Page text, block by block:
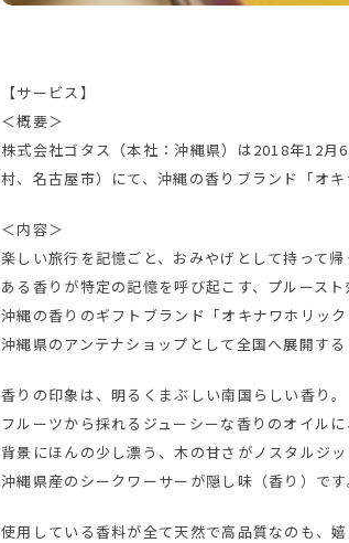
【サービス】
＜概要＞
株式会社ゴタス（本社：沖縄県）は2018年12
村、名古屋市）にて、沖縄の香りブランド「オ
＜内容＞
楽しい旅行を記憶ごと、おみやげとして持って帰
ある香りが特定の記憶を呼び起こす、プルース
沖縄の香りのギフトブランド「オキナワホリック
沖縄県のアンテナショップとして全国へ展開す
香りの印象は、明るくまぶしい南国らしい香り。
フルーツから採れるジューシーな香りのオイル
背景にほんの少し漂う、木の甘さがノスタルジッ
沖縄県産のシークワーサーが隠し味（香り）です
使用している香料が全て天然で高品質なのも、嬉